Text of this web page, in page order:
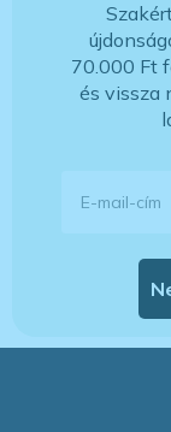
70.000 Ft
és vissza